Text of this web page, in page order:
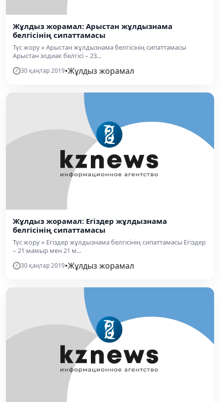
Жұлдыз жорамал: Арыстан жұлдызнама
белгісінің сипаттамасы
Түс жору » Арыстан жұлдызнама белгісінің сипаттамасы
Арыстан зодиак белгісі – 23...
30 қаңтар 2019•Жұлдыз жорамал
Жұлдыз жорамал: Егіздер жұлдызнама
белгісінің сипаттамасы
Түс жору » Егіздер жұлдызнама белгісінің сипаттамасы Егіздер
– 21 мамыр мен 21 м...
30 қаңтар 2019•Жұлдыз жорамал